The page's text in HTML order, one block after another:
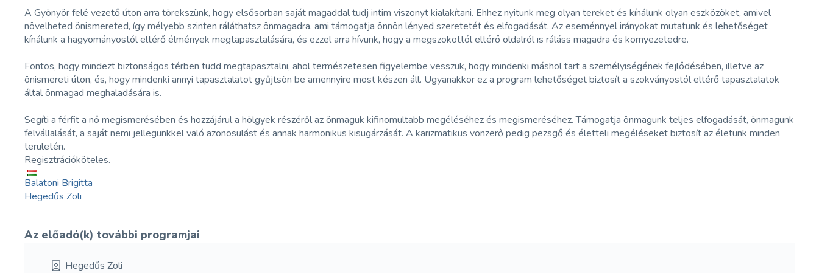
A Gyönyör felé vezető úton arra törekszünk, hogy elsősorban saját magaddal tudj intim viszonyt kialakítani. Ehhez nyitunk meg olyan tereket és kínálunk olyan eszközöket, amivel
növelheted önismereted, így mélyebb szinten ráláthatsz önmagadra, ami támogatja önnön lényed szeretetét és elfogadását. Az eseménnyel irányokat mutatunk és lehetőséget
kínálunk a hagyományostól eltérő élmények megtapasztalására, és ezzel arra hívunk, hogy a megszokottól eltérő oldalról is ráláss magadra és környezetedre.
Fontos, hogy mindezt biztonságos térben tudd megtapasztalni, ahol természetesen figyelembe vesszük, hogy mindenki máshol tart a személyiségének fejlődésében, illetve az
önismereti úton, és, hogy mindenki annyi tapasztalatot gyűjtsön be amennyire most készen áll. Ugyanakkor ez a program lehetőséget biztosít a szokványostól eltérő tapasztalatok
által önmagad meghaladására is.
Segíti a férfit a nő megismerésében és hozzájárul a hölgyek részéről az önmaguk kifinomultabb megéléséhez és megismeréséhez. Támogatja önmagunk teljes elfogadását, önmagunk
felvállalását, a saját nemi jellegünkkel való azonosulást és annak harmonikus kisugárzását. A karizmatikus vonzerő pedig pezsgő és életteli megéléseket biztosít az életünk minden
területén.
Regisztrációköteles.
Balatoni Brigitta
Hegedűs Zoli
Az előadó(k) további programjai
Hegedűs Zoli